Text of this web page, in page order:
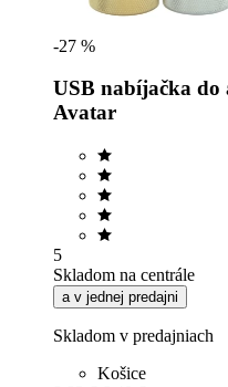
-27 %
USB nabíjačka do
Avatar
5
Skladom na centrále
a v jednej predajni
Skladom v predajniach
Košice